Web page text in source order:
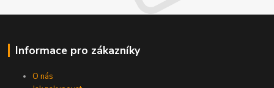
Informace pro zákazníky
O nás